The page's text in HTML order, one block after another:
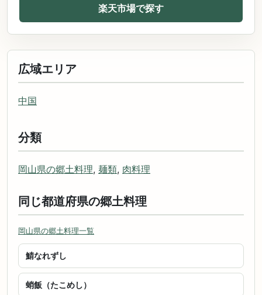
楽天市場で探す
広域エリア
中国
分類
岡山県の郷土料理, 麺類, 肉料理
同じ都道府県の郷土料理
岡山県の郷土料理一覧
鯖なれずし
蛸飯（たこめし）